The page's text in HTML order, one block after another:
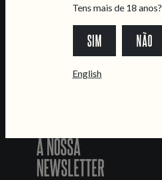
À NOSSA
NEWSLETTER
Tens mais de 18 anos?
SIM NÃO
English